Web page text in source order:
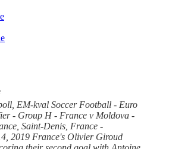
EM-kval Soccer Football - Euro
- Group H - France v Moldova -
Saint-Denis, France -
2019 France's Olivier Giroud